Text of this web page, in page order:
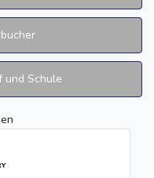
und Schule